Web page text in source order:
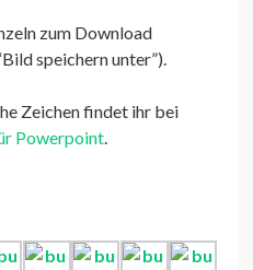
zum Download
speichern unter”).
Zeichen findet ihr bei
Powerpoint.